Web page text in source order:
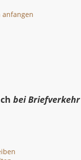
anfangen
bei Briefverkehr